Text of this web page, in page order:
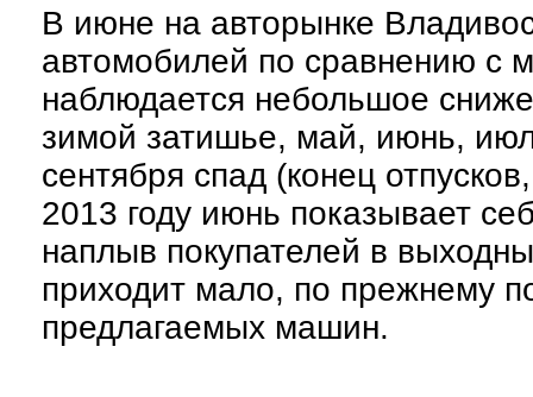
В июне на авторынке
автомобилей по сравнению с
наблюдается небольшое
зимой затишье, май, июнь,
сентября спад (конец
2013 году июнь показывает
наплыв покупателей в
приходит мало, по прежнему
предлагаемых машин.